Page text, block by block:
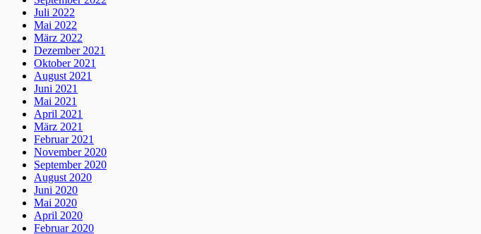
Juli 2022
Mai 2022
März 2022
Dezember 2021
Oktober 2021
August 2021
Juni 2021
Mai 2021
April 2021
März 2021
Februar 2021
November 2020
September 2020
August 2020
Juni 2020
Mai 2020
April 2020
Februar 2020